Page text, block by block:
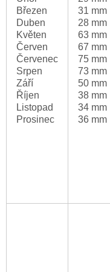
Březen
Duben
Květen
Červen
Červenec
Srpen
Září
Říjen
Listopad
Prosinec
31 mm
28 mm
63 mm
67 mm
75 mm
73 mm
50 mm
38 mm
34 mm
36 mm